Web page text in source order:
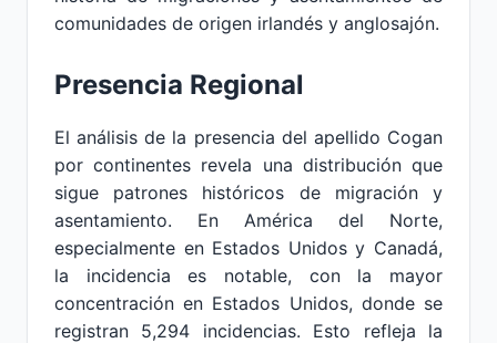
comunidades de origen irlandés y anglosajón.
Presencia Regional
El análisis de la presencia del apellido Cogan
por continentes revela una distribución que
sigue patrones históricos de migración y
asentamiento. En América del Norte,
especialmente en Estados Unidos y Canadá,
la incidencia es notable, con la mayor
concentración en Estados Unidos, donde se
registran 5,294 incidencias. Esto refleja la